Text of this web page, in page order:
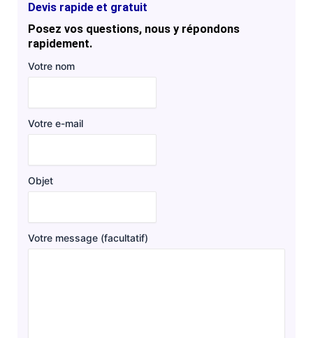
Devis rapide et gratuit
Posez vos questions, nous y répondons
rapidement.
Votre nom
Votre e-mail
Objet
Votre message (facultatif)